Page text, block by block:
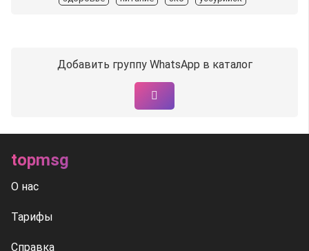
Добавить группу WhatsApp в каталог
topmsg
О нас
Тарифы
Справка